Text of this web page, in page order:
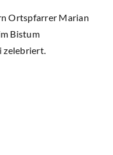
Ortspfarrer Marian
Bistum
zelebriert.